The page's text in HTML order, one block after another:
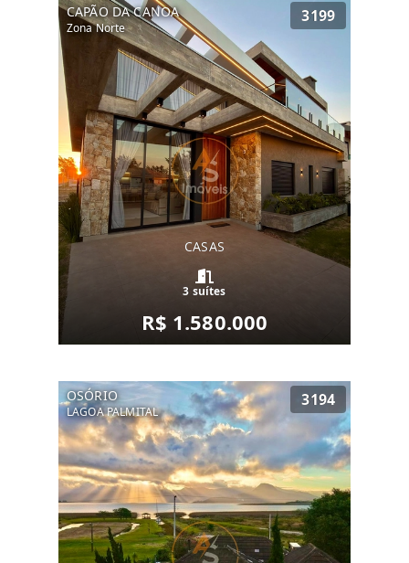
CAPÃO DA CANOA
Zona Norte
3199
CASAS
3 suítes
R$ 1.580.000
OSÓRIO
LAGOA PALMITAL
3194